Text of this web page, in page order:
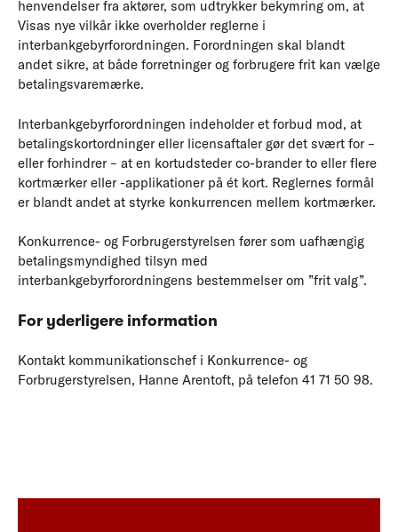
henvendelser fra aktører, som udtrykker bekymring om, at
Visas nye vilkår ikke overholder reglerne i
interbankgebyrforordningen. Forordningen skal blandt
andet sikre, at både forretninger og forbrugere frit kan vælge
betalingsvaremærke.
Interbankgebyrforordningen indeholder et forbud mod, at
betalingskortordninger eller licensaftaler gør det svært for –
eller forhindrer – at en kortudsteder co-brander to eller flere
kortmærker eller -applikationer på ét kort. Reglernes formål
er blandt andet at styrke konkurrencen mellem kortmærker.
Konkurrence- og Forbrugerstyrelsen fører som uafhængig
betalingsmyndighed tilsyn med
interbankgebyrforordningens bestemmelser om ”frit valg”.
For yderligere information
Kontakt kommunikationschef i Konkurrence- og
Forbrugerstyrelsen, Hanne Arentoft, på telefon 41 71 50 98.